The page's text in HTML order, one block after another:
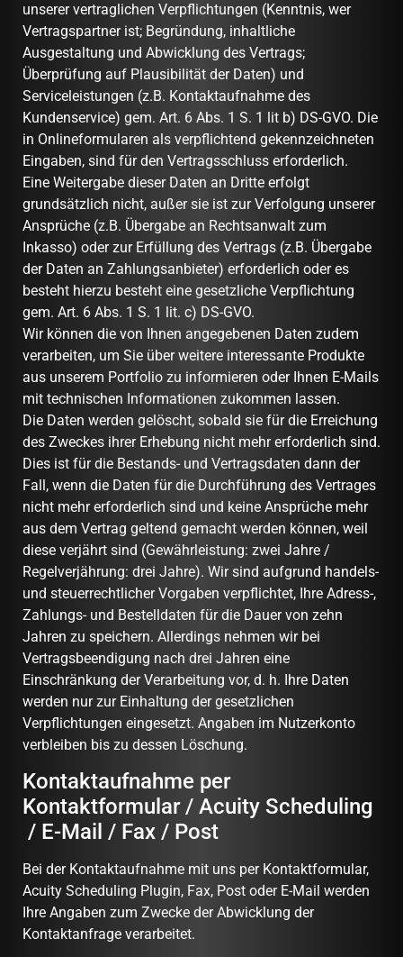
unserer vertraglichen Verpflichtungen (Kenntnis, wer
Vertragspartner ist; Begründung, inhaltliche
Ausgestaltung und Abwicklung des Vertrags;
Überprüfung auf Plausibilität der Daten) und
Serviceleistungen (z.B. Kontaktaufnahme des
Kundenservice) gem. Art. 6 Abs. 1 S. 1 lit b) DS-GVO. Die
in Onlineformularen als verpflichtend gekennzeichneten
Eingaben, sind für den Vertragsschluss erforderlich.
Eine Weitergabe dieser Daten an Dritte erfolgt
grundsätzlich nicht, außer sie ist zur Verfolgung unserer
Ansprüche (z.B. Übergabe an Rechtsanwalt zum
Inkasso) oder zur Erfüllung des Vertrags (z.B. Übergabe
der Daten an Zahlungsanbieter) erforderlich oder es
besteht hierzu besteht eine gesetzliche Verpflichtung
gem. Art. 6 Abs. 1 S. 1 lit. c) DS-GVO.
Wir können die von Ihnen angegebenen Daten zudem
verarbeiten, um Sie über weitere interessante Produkte
aus unserem Portfolio zu informieren oder Ihnen E-Mails
mit technischen Informationen zukommen lassen.
Die Daten werden gelöscht, sobald sie für die Erreichung
des Zweckes ihrer Erhebung nicht mehr erforderlich sind.
Dies ist für die Bestands- und Vertragsdaten dann der
Fall, wenn die Daten für die Durchführung des Vertrages
nicht mehr erforderlich sind und keine Ansprüche mehr
aus dem Vertrag geltend gemacht werden können, weil
diese verjährt sind (Gewährleistung: zwei Jahre /
Regelverjährung: drei Jahre). Wir sind aufgrund handels-
und steuerrechtlicher Vorgaben verpflichtet, Ihre Adress-,
Zahlungs- und Bestelldaten für die Dauer von zehn
Jahren zu speichern. Allerdings nehmen wir bei
Vertragsbeendigung nach drei Jahren eine
Einschränkung der Verarbeitung vor, d. h. Ihre Daten
werden nur zur Einhaltung der gesetzlichen
Verpflichtungen eingesetzt. Angaben im Nutzerkonto
verbleiben bis zu dessen Löschung.
Kontaktaufnahme per
Kontaktformular / Acuity Scheduling
/ E-Mail / Fax / Post
Bei der Kontaktaufnahme mit uns per Kontaktformular,
Acuity Scheduling Plugin, Fax, Post oder E-Mail werden
Ihre Angaben zum Zwecke der Abwicklung der
Kontaktanfrage verarbeitet.